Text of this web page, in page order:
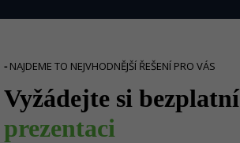
- NAJDEME TO NEJVHODNĚJŠÍ ŘEŠENÍ PRO VÁS
Vyžádejte si bezplatní
prezentaci